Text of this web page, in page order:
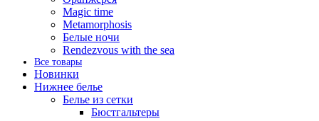
Magic time
Metamorphosis
Белые ночи
Rendezvous with the sea
Все товары
Новинки
Нижнее белье
Белье из сетки
Бюстгальтеры